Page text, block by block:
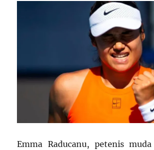
Emma Raducanu, petenis